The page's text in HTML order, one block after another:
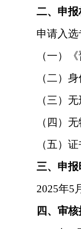
二、申报
申请入
（一）《
（二）
（三）
（四）
（五）
三、申报
2025年5
四、审